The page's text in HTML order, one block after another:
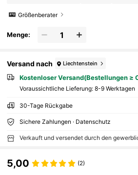
Größenberater
Menge:
Versand nach Liechtenstein
Kostenloser Versand(Bestellungen ≥
Voraussichtliche Lieferung: 8-9 Werktagen
30-Tage Rückgabe
Sichere Zahlungen · Datenschutz
Verkauft und versendet durch den
5,00 (2)